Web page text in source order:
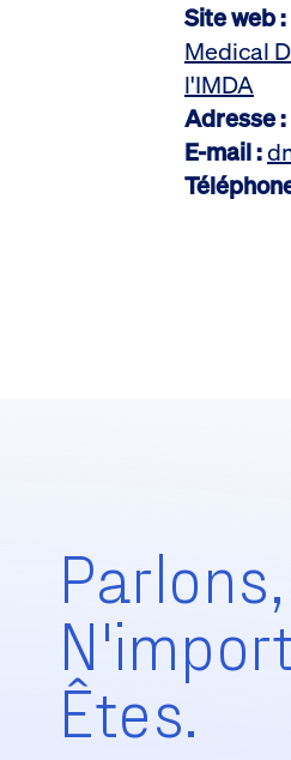
Site web :
Medical
l'IMDA
Adresse :
E-mail :
Parlons,
Êtes.